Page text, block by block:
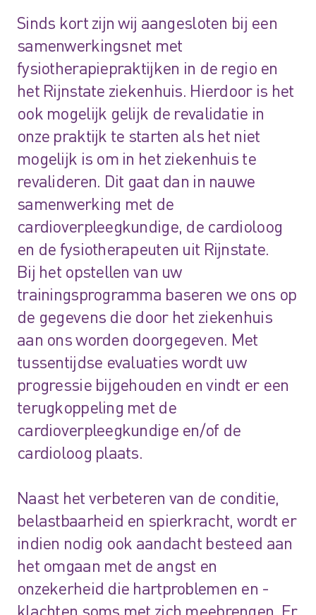
Sinds kort zijn wij aangesloten bij een
samenwerkingsnet met
fysiotherapiepraktijken in de regio en
het Rijnstate ziekenhuis. Hierdoor is het
ook mogelijk gelijk de revalidatie in
onze praktijk te starten als het niet
mogelijk is om in het ziekenhuis te
revalideren. Dit gaat dan in nauwe
samenwerking met de
cardioverpleegkundige, de cardioloog
en de fysiotherapeuten uit Rijnstate.
Bij het opstellen van uw
trainingsprogramma baseren we ons op
de gegevens die door het ziekenhuis
aan ons worden doorgegeven. Met
tussentijdse evaluaties wordt uw
progressie bijgehouden en vindt er een
terugkoppeling met de
cardioverpleegkundige en/of de
cardioloog plaats.
Naast het verbeteren van de conditie,
belastbaarheid en spierkracht, wordt er
indien nodig ook aandacht besteed aan
het omgaan met de angst en
onzekerheid die hartproblemen en -
klachten soms met zich meebrengen. Er